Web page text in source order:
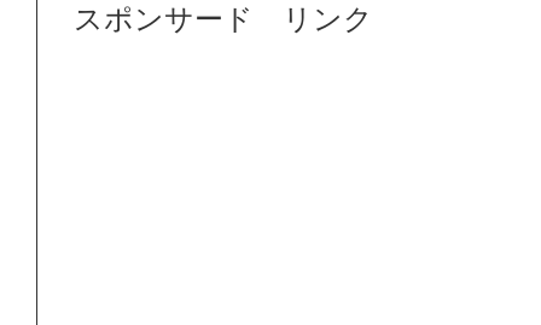
スポンサード リンク